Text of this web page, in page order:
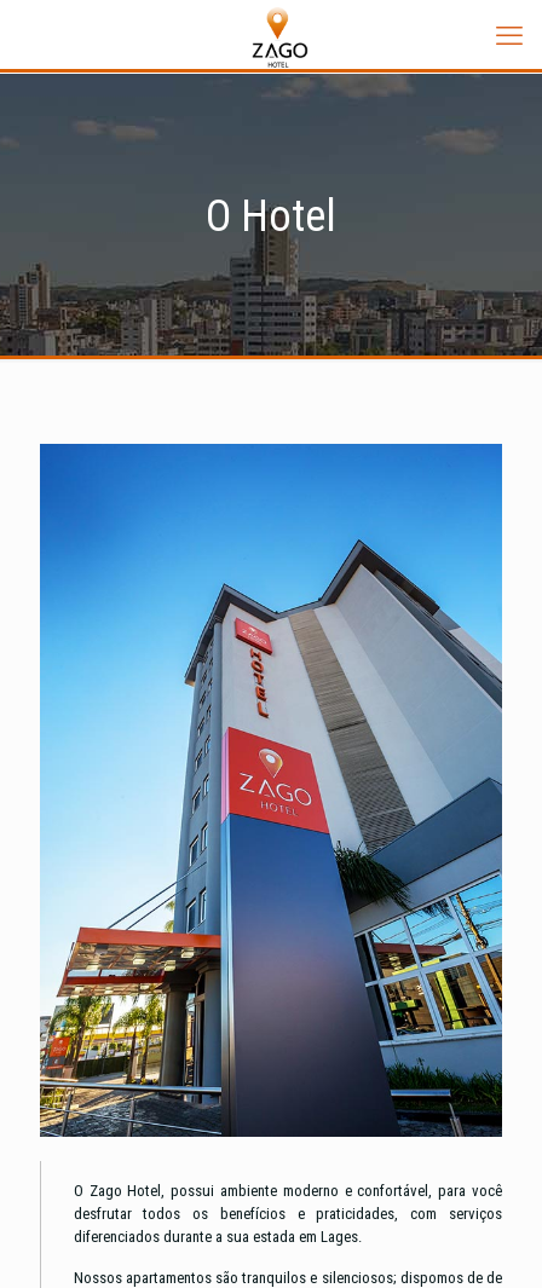
O Hotel
O Zago Hotel, possui ambiente moderno e confortável, para você
desfrutar todos os benefícios e praticidades, com serviços
diferenciados durante a sua estada em Lages.
Nossos apartamentos são tranquilos e silenciosos; dispomos de de